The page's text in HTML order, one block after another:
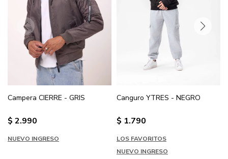
Campera CIERRE - GRIS
$ 2.990
NUEVO INGRESO
Canguro YTRES - NEGRO
$ 1.790
LOS FAVORITOS
NUEVO INGRESO